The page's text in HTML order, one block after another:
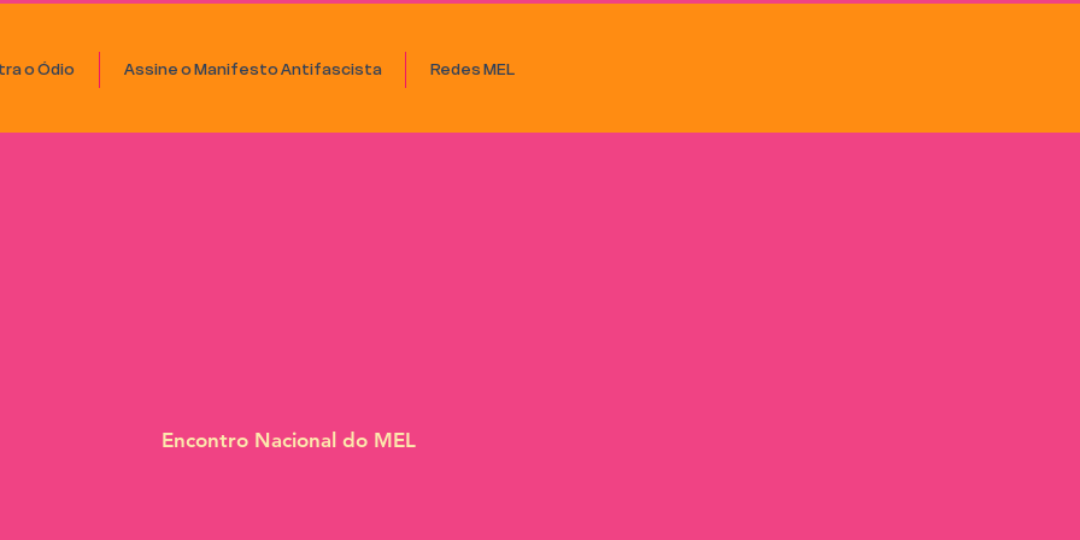
o Ódio Assine o Manifesto Antifascista Redes MEL
Encontro Nacional do MEL